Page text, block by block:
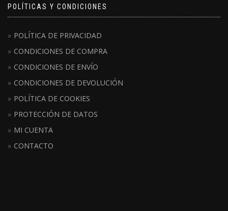
POLÍTICAS Y CONDICIONES
POLÍTICA DE PRIVACIDAD
CONDICIONES DE COMPRA
CONDICIONES DE ENVÍO
CONDICIONES DE DEVOLUCIÓN
POLÍTICA DE COOKIES
PROTECCIÓN DE DATOS
MI CUENTA
CONTACTO